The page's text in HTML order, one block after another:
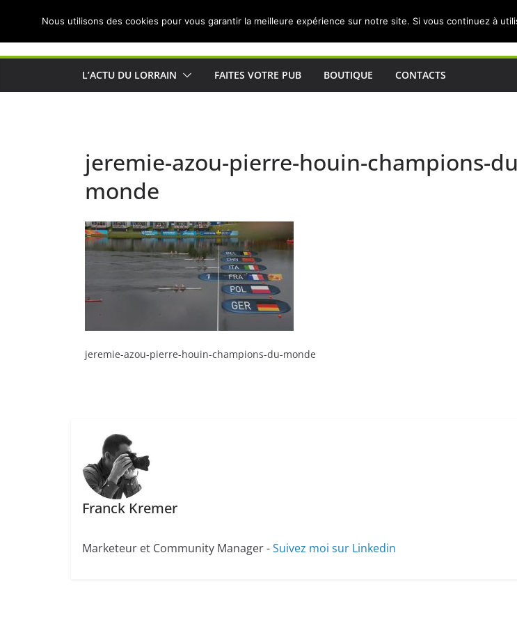
Actualités de Lorraine pour les Lorrains
L’ACTU DU LORRAIN FAITES VOTRE PUB BOUTIQUE CONTACTS
jeremie-azou-pierre-houin-champions-
monde
jeremie-azou-pierre-houin-champions-du-monde
Franck Kremer
Marketeur et Community Manager -Suivez moi sur Linkedin
Nous utilisons des cookies pour vous garantir la meilleure expérience sur notre site. Si vous continuez à